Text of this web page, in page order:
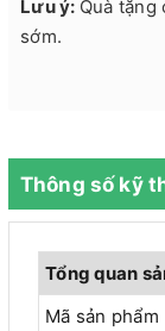
Lưu ý: Quà
sớm.
Thông số kỹ
Tổng quan
Mã sản phẩm